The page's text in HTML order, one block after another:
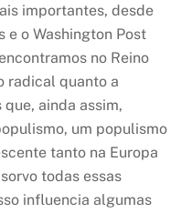
importantes, desde
e o Washington Post
no Reino
radical quanto a
ainda assim,
um populismo
tanto na Europa
todas essas
influencia algumas